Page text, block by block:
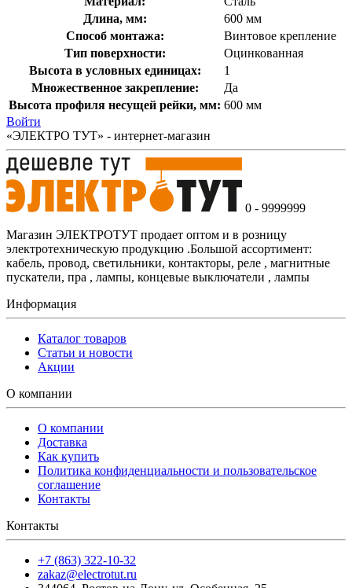
Длина, мм:
600 мм
Способ монтажа:
Винтовое крепление
Тип поверхности:
Оцинкованная
Высота в условных единицах:
1
Множественное закрепление:
Да
Высота профиля несущей рейки, мм: 600 мм
Войти
«ЭЛЕКТРО ТУТ» - интернет-магазин
0 - 9999999
Магазин ЭЛЕКТРОТУТ продает оптом и в розницу
электротехническую продукцию .Большой ассортимент:
кабель, провод, светильники, контакторы, реле , магнитные
пускатели, пра , лампы, концевые выключатели , лампы
Информация
Каталог товаров
Статьи и новости
Акции
О компании
О компании
Доставка
Как купить
Политика конфиденциальности и пользовательское
соглашение
Контакты
Контакты
+7 (863) 322-10-32
zakaz@electrotut.ru